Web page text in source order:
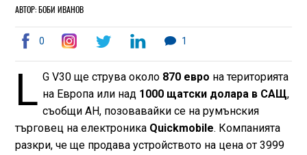
АВТОР: БОБИ ИВАНОВ
0 1
L G V30 ще струва около 870 евро на територията
на Европа или над 1000 щатски долара в САЩ,
съобщи AH, позовавайки се на румънския
търговец на електроника Quickmobile. Компанията
разкри, че ще продава устройството на цена от 3999